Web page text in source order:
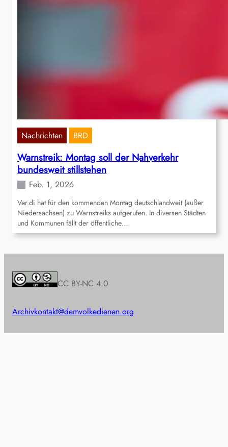
Nachrichten BRD
Warnstreik: Montag soll der Nahverkehr
bundesweit stillstehen
Feb. 1, 2026
Ver.di hat für den kommenden Montag deutschlandweit (außer
Niedersachsen) zu Warnstreiks aufgerufen. In diversen Städten
und Kommunen fällt der öffentliche…
CC BY-NC 4.0
Archivkontakt@demvolkedienen.org